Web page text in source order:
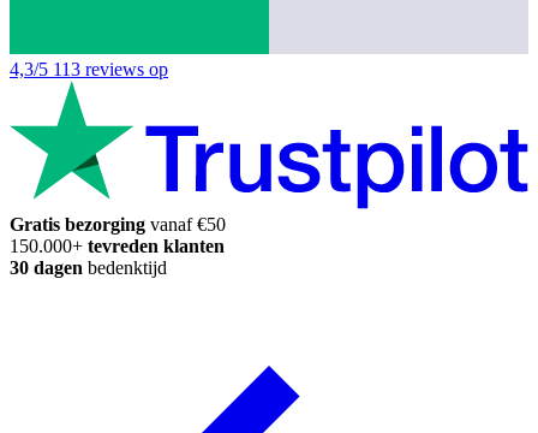
4,3/5 113 reviews op
Gratis bezorging vanaf €50
150.000+ tevreden klanten
30 dagen bedenktijd